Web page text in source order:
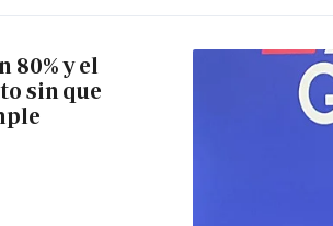
80% y el
sin que